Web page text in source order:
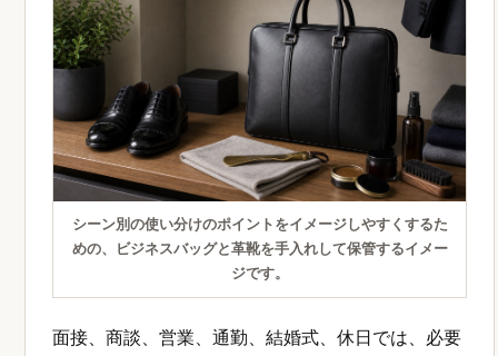
シーン別の使い分けのポイントをイメージしやすくするた
めの、ビジネスバッグと革靴を手入れして保管するイメー
ジです。
面接、商談、営業、通勤、結婚式、休日では、必要